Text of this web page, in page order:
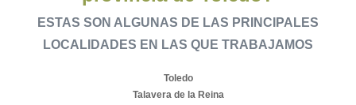
ESTAS SON ALGUNAS DE LAS PRINCIPALES
LOCALIDADES EN LAS QUE TRABAJAMOS
Toledo
Talavera de la Reina